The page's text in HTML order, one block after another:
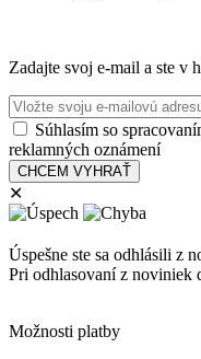
Zadajte svoj e-mail a ste v
Súhlasím so
reklamných oznámení
✕
Úspešne ste sa odhlásili z
Pri odhlasovaní z noviniek
Možnosti platby